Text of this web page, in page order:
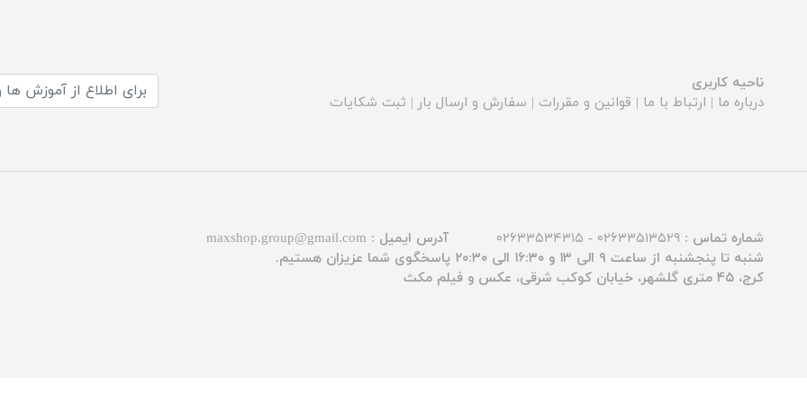
ناحیه کاربری
درباره ما | ارتباط با ما | قوانین و مقررات | سفارش و ارسال بار | ثبت شکایات
شماره تماس : ۰۲۶۳۳۵۱۳۵۲۹ - ۰۲۶۳۳۵۳۴۳۱۵ آدرس ایمیل : maxshop.group@gmail.com
شنبه تا پنجشنبه از ساعت ۹ الی ۱۳ و ۱۶:۳۰ الی ۲۰:۳۰ پاسخگوی شما عزیزان هستیم.
کرج، ۴۵ متری گلشهر، خیابان کوکب شرقی، عکس و فیلم مکث